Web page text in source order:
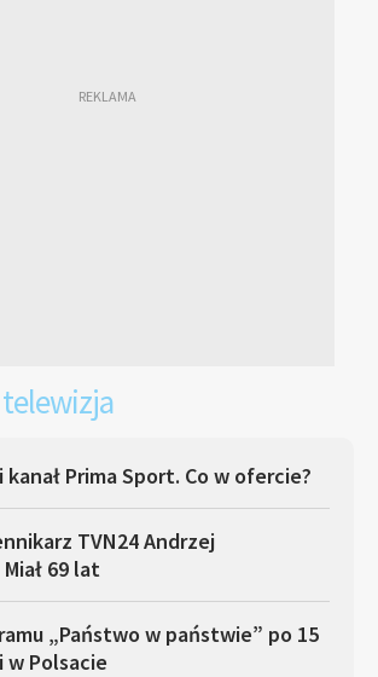
telewizja
kanał Prima Sport. Co w ofercie?
TVN24 Andrzej
69 lat
„Państwo w państwie” po 15
Polsacie